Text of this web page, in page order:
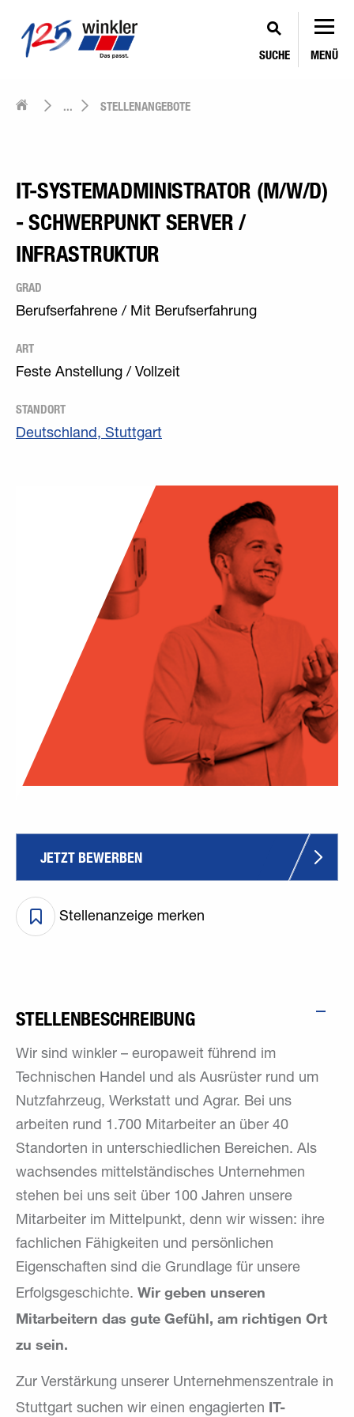
SUCHE MENÜ
... STELLENANGEBOTE
IT-SYSTEMADMINISTRATOR (M/W/D)
- SCHWERPUNKT SERVER /
INFRASTRUKTUR
GRAD
Berufserfahrene / Mit Berufserfahrung
ART
Feste Anstellung / Vollzeit
STANDORT
Deutschland, Stuttgart
JETZT BEWERBEN
Stellenanzeige merken
STELLENBESCHREIBUNG
Wir sind winkler – europaweit führend im
Technischen Handel und als Ausrüster rund um
Nutzfahrzeug, Werkstatt und Agrar. Bei uns
arbeiten rund 1.700 Mitarbeiter an über 40
Standorten in unterschiedlichen Bereichen. Als
wachsendes mittelständisches Unternehmen
stehen bei uns seit über 100 Jahren unsere
Mitarbeiter im Mittelpunkt, denn wir wissen: ihre
fachlichen Fähigkeiten und persönlichen
Eigenschaften sind die Grundlage für unsere
Erfolgsgeschichte. Wir geben unseren
Mitarbeitern das gute Gefühl, am richtigen Ort
zu sein.
Zur Verstärkung unserer Unternehmenszentrale in
Stuttgart suchen wir einen engagierten IT-